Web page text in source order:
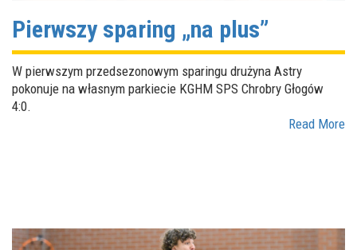
Pierwszy sparing „na plus”
W pierwszym przedsezonowym sparingu drużyna Astry
pokonuje na własnym parkiecie KGHM SPS Chrobry Głogów
4:0.
Read More